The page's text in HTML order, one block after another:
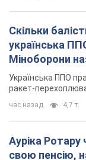
Скільки
українська
Міноборони
Українська ППО
ракет-
час назад 4,7 т.
Ауріка Ротару
свою пенсію,